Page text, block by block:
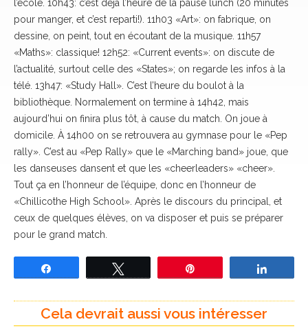
l’école. 10h43: c’est déjà l’heure de la pause lunch (20 minutes
pour manger, et c’est reparti!). 11h03 «Art»: on fabrique, on
dessine, on peint, tout en écoutant de la musique. 11h57
«Maths»: classique! 12h52: «Current events»: on discute de
l’actualité, surtout celle des «States»; on regarde les infos à la
télé. 13h47: «Study Hall». C’est l’heure du boulot à la
bibliothèque. Normalement on termine à 14h42, mais
aujourd’hui on finira plus tôt, à cause du match. On joue à
domicile. À 14h00 on se retrouvera au gymnase pour le «Pep
rally». C’est au «Pep Rally» que le «Marching band» joue, que
les danseuses dansent et que les «cheerleaders» «cheer».
Tout ça en l’honneur de l’équipe, donc en l’honneur de
«Chillicothe High School». Après le discours du principal, et
ceux de quelques élèves, on va disposer et puis se préparer
pour le grand match.
Cela devrait aussi vous intéresser